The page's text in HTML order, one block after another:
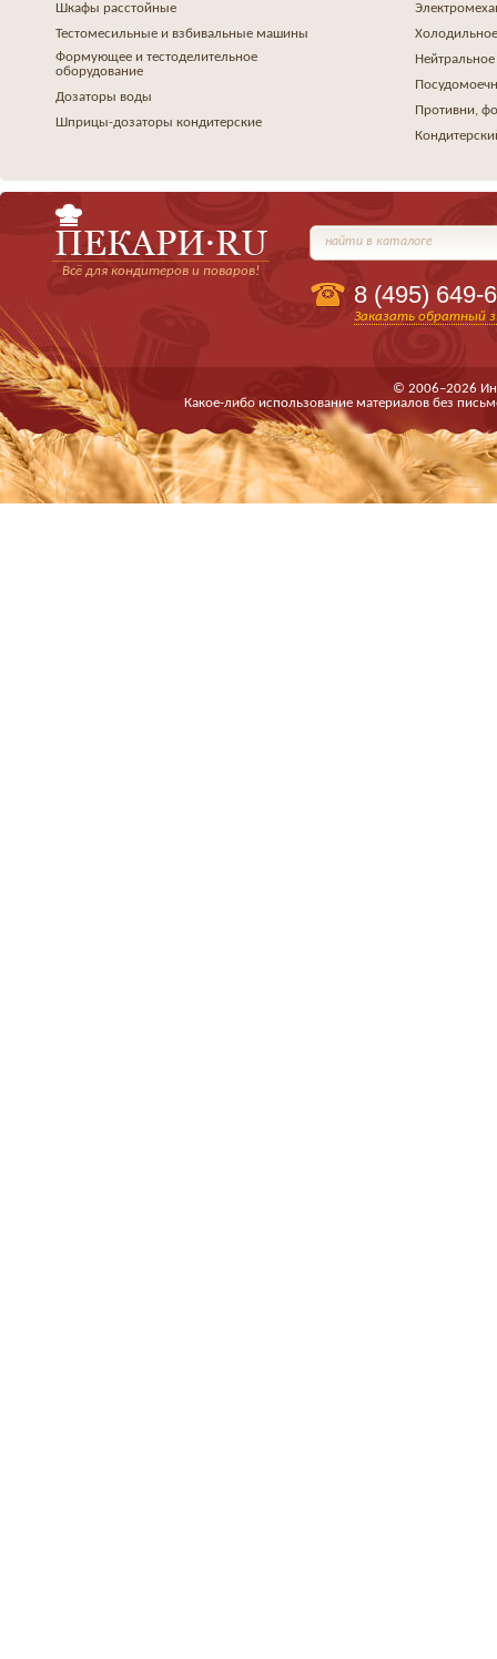
Шкафы расстойные
Тестомесильные и взбивальные машины
Формующее и тестоделительное
оборудование
Дозаторы воды
Шприцы-дозаторы кондитерские
Противни,
Всё для кондитеров и поваров!
найти в каталоге
8 (495) 649-
Заказать обратный
© 2006–2026
Какое-либо использование материалов без